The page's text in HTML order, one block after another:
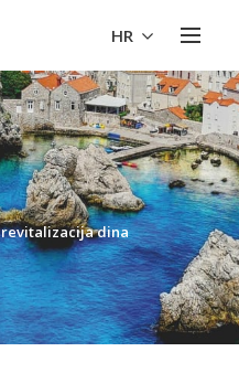
HR
revitalizacija dina